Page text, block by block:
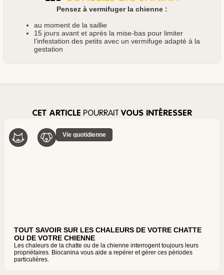
Pensez à vermifuger la chienne :
au moment de la saillie
15 jours avant et après la mise-bas pour limiter
l’infestation des petits avec un vermifuge adapté à la
gestation
CET ARTICLE POURRAIT VOUS INTÉRESSER
Vie quotidienne
TOUT SAVOIR SUR LES CHALEURS DE VOTRE CHATTE
OU DE VOTRE CHIENNE
Les chaleurs de la chatte ou de la chienne interrogent toujours leurs
propriétaires. Biocanina vous aide a repérer et gérer ces périodes
particulières.